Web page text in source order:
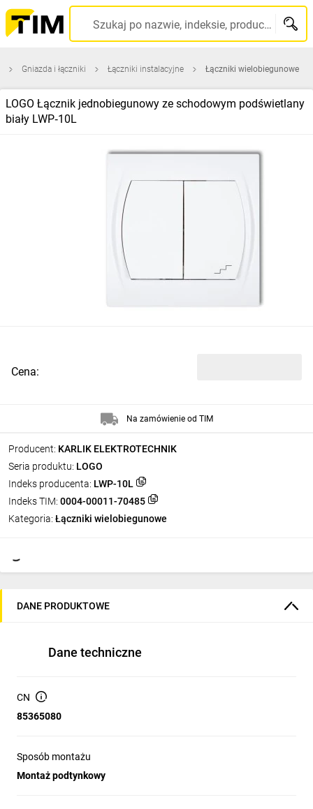
Szukaj po nazwie, indeksie, producencie, kodzie kreskowym...
Gniazda i łączniki Łączniki instalacyjne Łączniki wielobiegunowe
LOGO Łącznik jednobiegunowy ze schodowym podświetlany
biały LWP‑10L
Producent: KARLIK ELEKTROTECHNIK
Seria produktu: LOGO
Indeks producenta: LWP-10L
Indeks TIM: 0004-00011-70485
Kategoria: Łączniki wielobiegunowe
Cena:
Na zamówienie od TIM
DANE PRODUKTOWE
Dane techniczne
CN
85365080
Sposób montażu
Montaż podtynkowy